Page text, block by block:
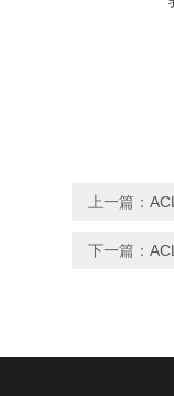
上一篇：
下一篇：